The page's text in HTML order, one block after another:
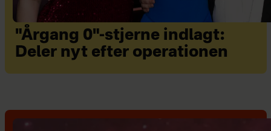
"Årgang 0"-stjerne indlagt:
Deler nyt efter operationen